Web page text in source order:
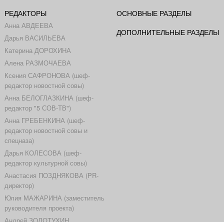
РЕДАКТОРЫ
Анна АВДЕЕВА
Дарья ВАСИЛЬЕВА
Катерина ДОРОХИНА
Алена РАЗМОЧАЕВА
Ксения САФРОНОВА (шеф-
редактор новостной совы)
Анна БЕЛОГЛАЗКИНА (шеф-
редактор "5 СОВ-ТВ")
Анна ГРЕБЕНКИНА (шеф-
редактор новостной совы и
спецназа)
Дарья КОЛЕСОВА (шеф-
редактор культурной совы)
Анастасия ПОЗДНЯКОВА (PR-
директор)
Юлия МАЖАРИНА (заместитель
руководителя проекта)
ОСНОВНЫЕ РАЗДЕЛЫ
ДОПОЛНИТЕЛЬНЫЕ РАЗДЕЛЫ